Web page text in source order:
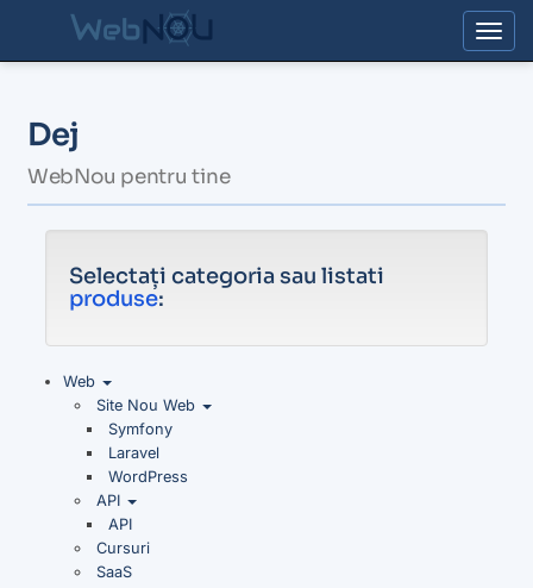
Dej
WebNou pentru tine
Selectați categoria sau listati
produse:
Web
Site Nou Web
Symfony
Laravel
WordPress
API
API
Cursuri
SaaS